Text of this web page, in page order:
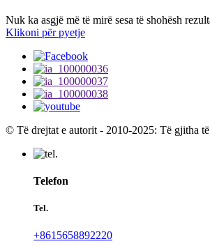
Nuk ka asgjë më të mirë sesa të shohësh
Klikoni për pyetje
© Të drejtat e autorit - 2010-2025: Të gjitha të
Telefon
Tel.
+8615658892220